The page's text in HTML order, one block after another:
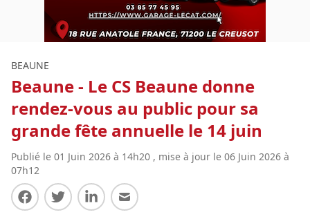
BEAUNE
Beaune - Le CS Beaune donne
rendez-vous au public pour sa
grande fête annuelle le 14 juin
Publié le 01 Juin 2026 à 14h20 , mise à jour le 06 Juin 2026 à
07h12
Partager sur Facebook
Partager sur Twitter
Partager sur LinkedIn
Partager par E-mail